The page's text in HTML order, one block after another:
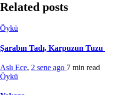
Related posts
Öykü
Şarabın Tadı, Karpuzun Tuzu
Aslı Ece, 2 sene ago 7 min read
Öykü